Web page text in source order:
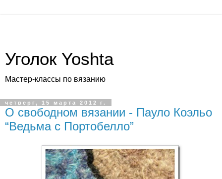
Уголок Yoshta
Мастер-классы по вязанию
четверг, 15 марта 2012 г.
О свободном вязании - Пауло Коэльо
“Ведьма с Портобелло”